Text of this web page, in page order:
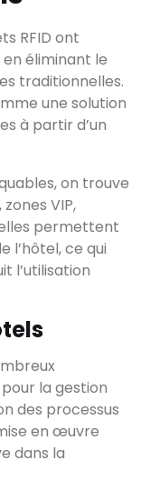
RFID ont
éliminant le
traditionnelles.
une solution
à partir d’un
on trouve
VIP,
permettent
l’hôtel, ce qui
l’utilisation
la gestion
des processus
en œuvre
dans la